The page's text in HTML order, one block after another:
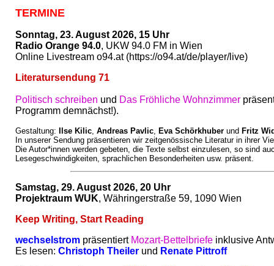
TERMINE
Sonntag, 23. August 2026, 15 Uhr
Radio Orange 94.0, UKW 94.0 FM in Wien
Online Livestream o94.at (https://o94.at/de/player/live)
Literatursendung 71
Politisch schreiben und Das Fröhliche Wohnzimmer
Programm demnächst!).
Gestaltung: Ilse Kilic, Andreas Pavlic, Eva Schörkhuber und Fritz
In unserer Sendung präsentieren wir zeitgenössische Literatur in ihrer
Die Autor*innen werden gebeten, die Texte selbst einzulesen, so sind
Lesegeschwindigkeiten, sprachlichen Besonderheiten usw. präsent.
Samstag, 29. August 2026, 20 Uhr
Projektraum WUK, Währingerstraße 59, 1090 Wien
Keep Writing, Start Reading
wechselstrom präsentiert Mozart-Bettelbriefe inklusive
Es lesen: Christoph Theiler und Renate Pittroff